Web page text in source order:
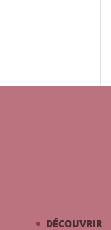
DÉCOUVRIR